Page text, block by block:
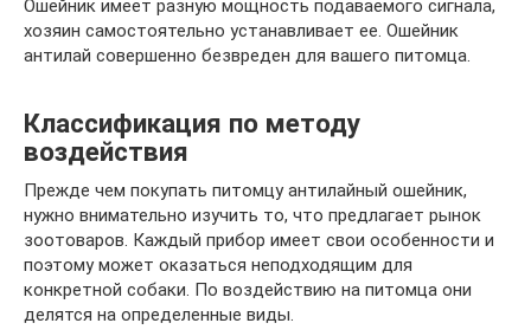
Ошейник имеет разную мощность подаваемого сигнала,
хозяин самостоятельно устанавливает ее. Ошейник
антилай совершенно безвреден для вашего питомца.
Классификация по методу
воздействия
Прежде чем покупать питомцу антилайный ошейник,
нужно внимательно изучить то, что предлагает рынок
зоотоваров. Каждый прибор имеет свои особенности и
поэтому может оказаться неподходящим для
конкретной собаки. По воздействию на питомца они
делятся на определенные виды.